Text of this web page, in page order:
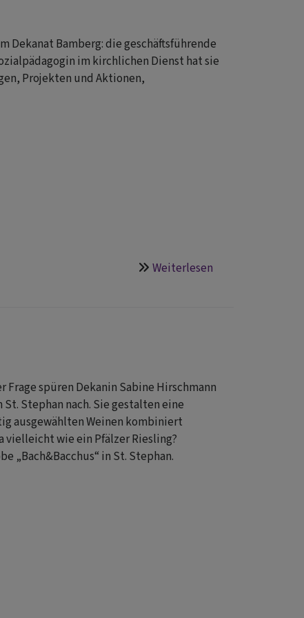
Dekanat Bamberg: die geschäftsführende
im kirchlichen Dienst hat sie
Projekten und Aktionen,
Weiterlesen
Gepäck
Frage spüren Dekanin Sabine Hirschmann
Stephan nach. Sie gestalten eine
ausgewählten Weinen kombiniert
vielleicht wie ein Pfälzer Riesling?
„Bach&Bacchus“ in St. Stephan.